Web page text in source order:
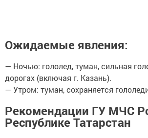
Ожидаемые явления:
— Ночью: гололед, туман, сильная
дорогах (включая г. Казань).
— Утром: туман, сохраняется
Рекомендации ГУ МЧС
Республике Татарстан